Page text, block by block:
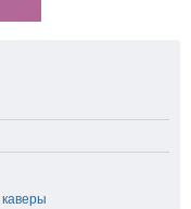
каверы